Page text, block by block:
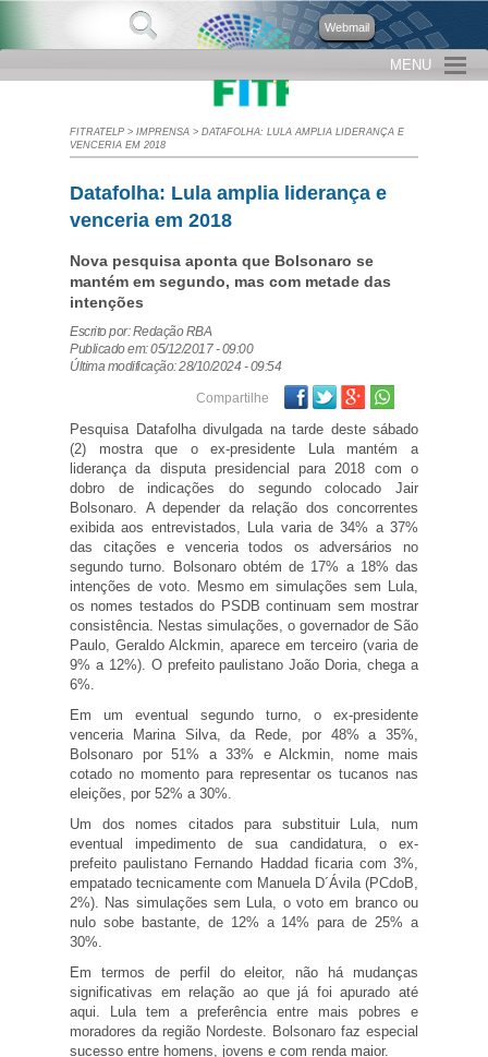
Webmail
MENU
FITRATELP > IMPRENSA > DATAFOLHA: LULA AMPLIA LIDERANÇA E
VENCERIA EM 2018
Datafolha: Lula amplia liderança e
venceria em 2018
Nova pesquisa aponta que Bolsonaro se
mantém em segundo, mas com metade das
intenções
Escrito por: Redação RBA
Publicado em: 05/12/2017 - 09:00
Última modificação: 28/10/2024 - 09:54
Compartilhe Facebook
TwitterGoogle Plus
Pesquisa Datafolha divulgada na tarde deste sábado
(2) mostra que o ex-presidente Lula mantém a
liderança da disputa presidencial para 2018 com o
dobro de indicações do segundo colocado Jair
Bolsonaro. A depender da relação dos concorrentes
exibida aos entrevistados, Lula varia de 34% a 37%
das citações e venceria todos os adversários no
segundo turno. Bolsonaro obtém de 17% a 18% das
intenções de voto. Mesmo em simulações sem Lula,
os nomes testados do PSDB continuam sem mostrar
consistência. Nestas simulações, o governador de São
Paulo, Geraldo Alckmin, aparece em terceiro (varia de
9% a 12%). O prefeito paulistano João Doria, chega a
6%.
Em um eventual segundo turno, o ex-presidente
venceria Marina Silva, da Rede, por 48% a 35%,
Bolsonaro por 51% a 33% e Alckmin, nome mais
cotado no momento para representar os tucanos nas
eleições, por 52% a 30%.
Um dos nomes citados para substituir Lula, num
eventual impedimento de sua candidatura, o ex-
prefeito paulistano Fernando Haddad ficaria com 3%,
empatado tecnicamente com Manuela D´Ávila (PCdoB,
2%). Nas simulações sem Lula, o voto em branco ou
nulo sobe bastante, de 12% a 14% para de 25% a
30%.
Em termos de perfil do eleitor, não há mudanças
significativas em relação ao que já foi apurado até
aqui. Lula tem a preferência entre mais pobres e
moradores da região Nordeste. Bolsonaro faz especial
sucesso entre homens, jovens e com renda maior.